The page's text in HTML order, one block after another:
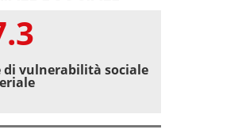
di vulnerabilità sociale